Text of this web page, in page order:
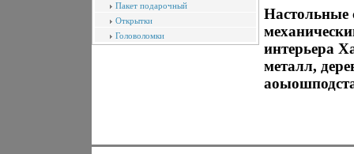
Пакет подарочный
Открытки
Головоломки
Настольные
интерьера
металл,